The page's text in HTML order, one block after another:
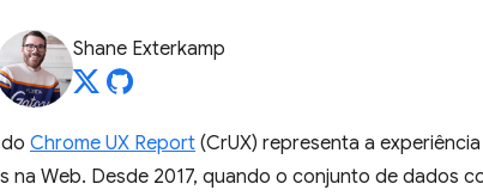
Shane Exterkamp
Chrome UX Report (CrUX) representa a
na Web. Desde 2017, quando o conjunto de dados